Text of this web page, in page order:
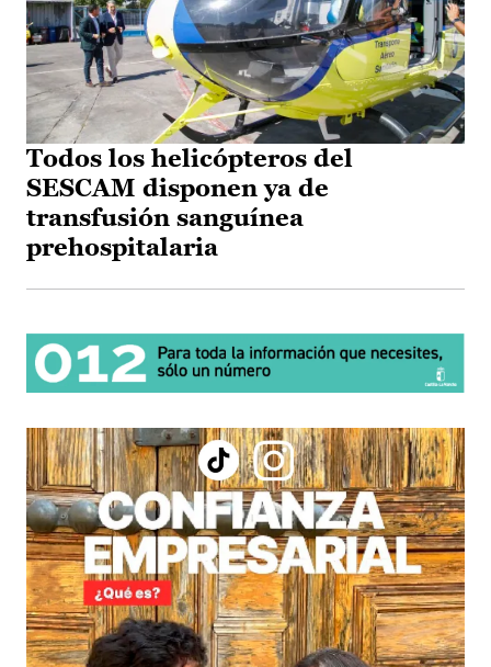
Todos los helicópteros del
SESCAM disponen ya de
transfusión sanguínea
prehospitalaria